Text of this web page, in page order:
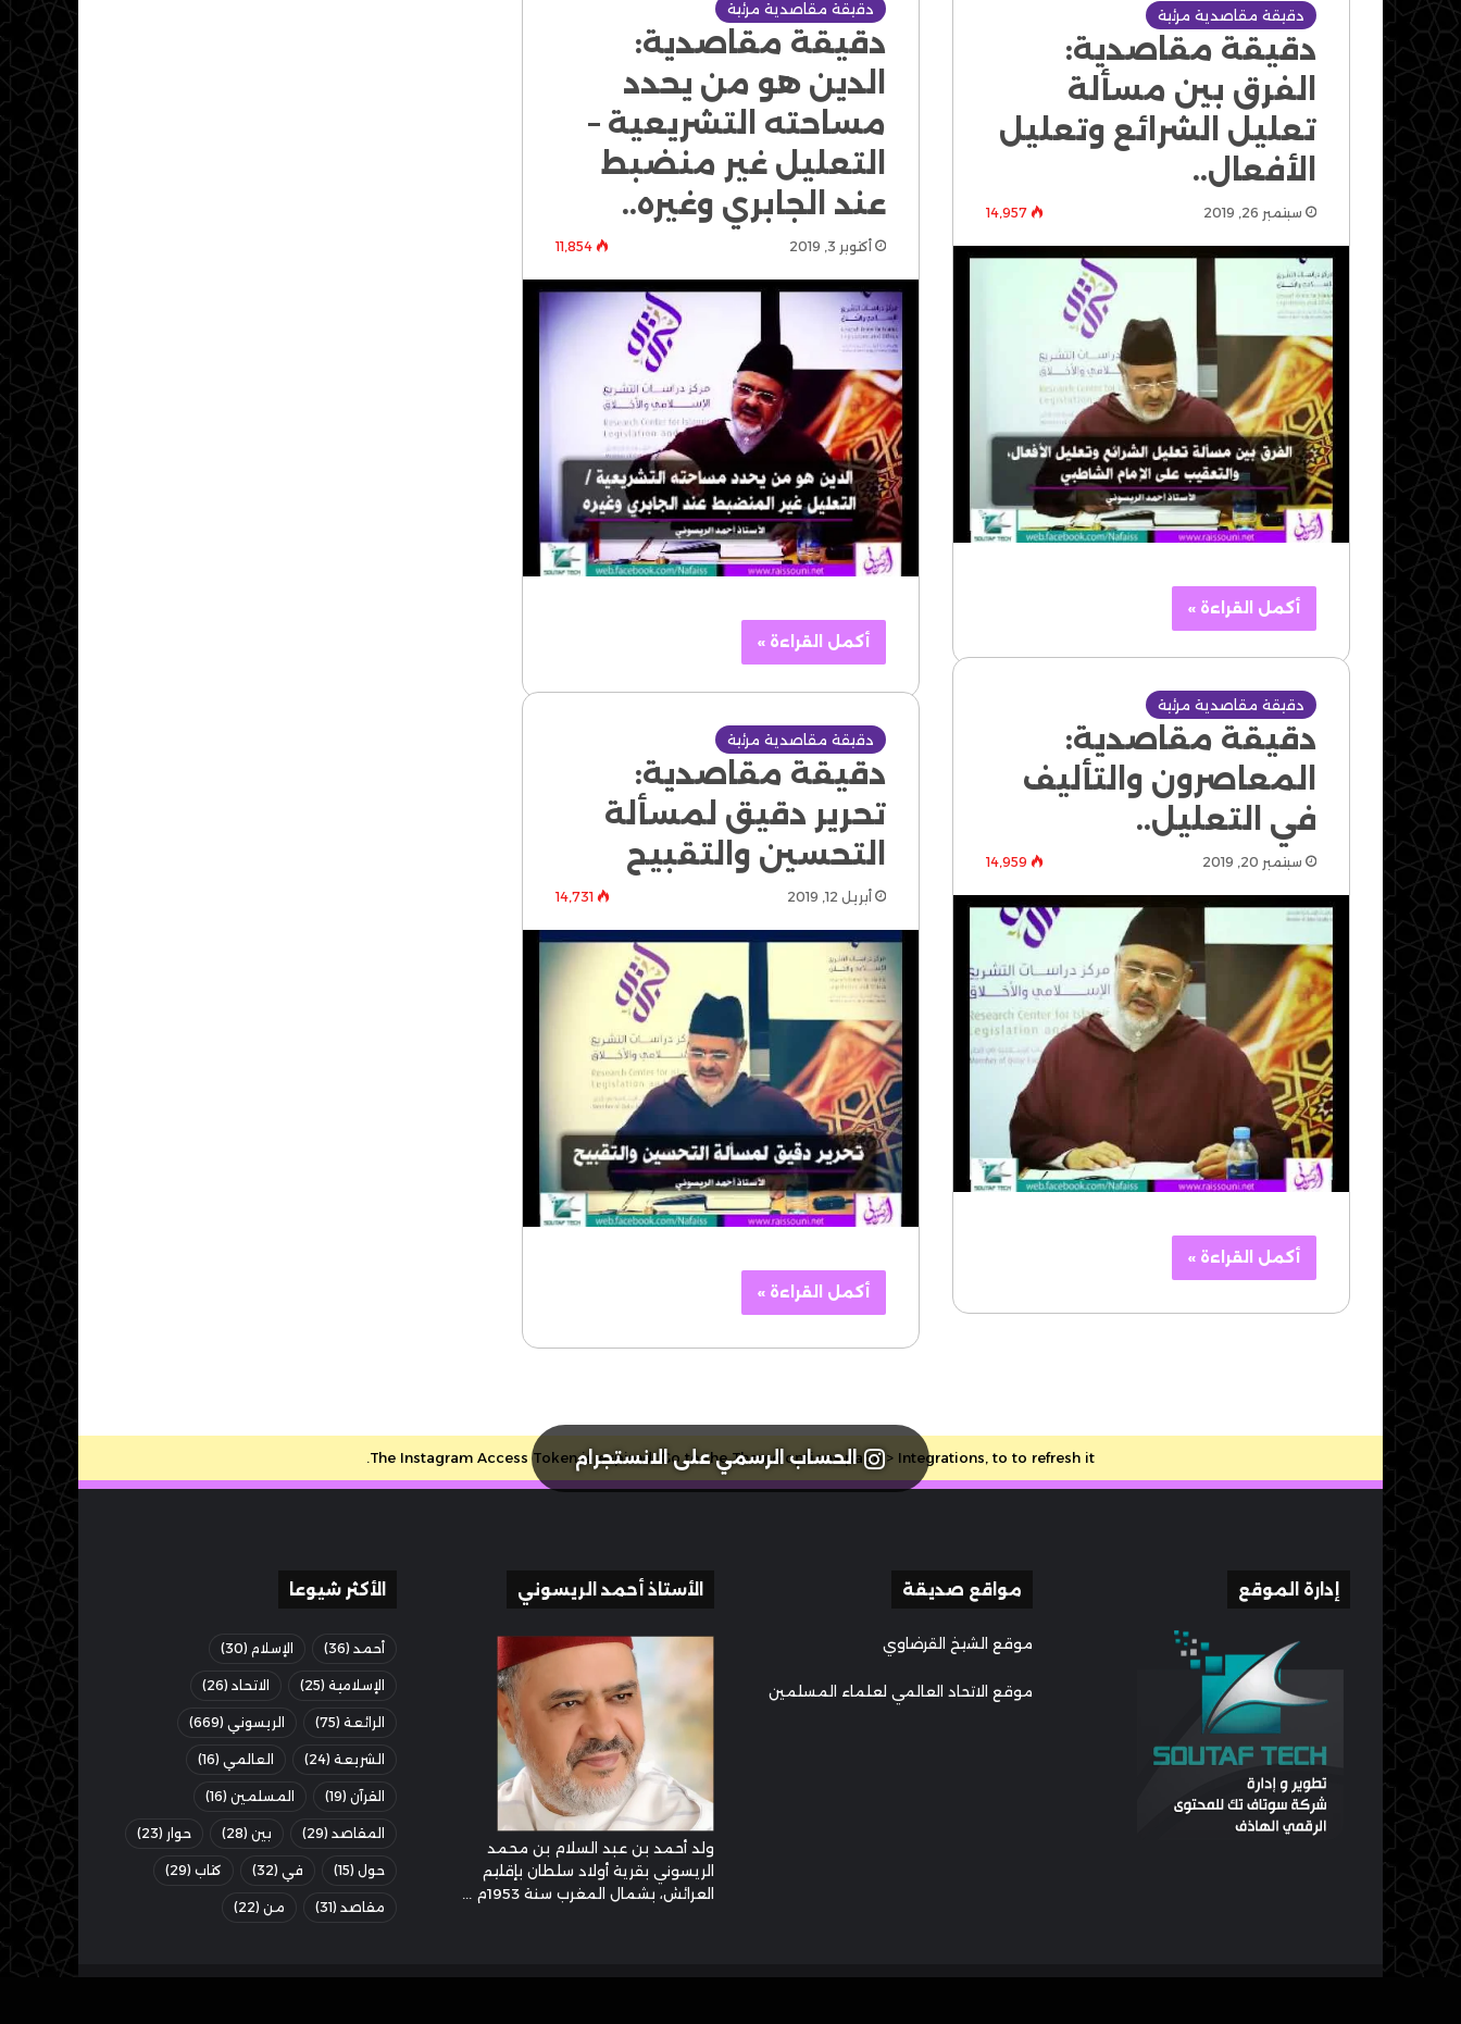
دقيقة مقاصدية مرئية
دقيقة مقاصدية:
الدين هو من يحدد
مساحته التشريعية –
التعليل غير منضبط
عند الجابري وغيره..
أكتوبر 3, 2019 11٬854
أكمل القراءة »
دقيقة مقاصدية مرئية
دقيقة مقاصدية:
الفرق بين مسألة
تعليل الشرائع وتعليل
الأفعال..
سبتمبر 26, 2019 14٬957
أكمل القراءة »
دقيقة مقاصدية مرئية
دقيقة مقاصدية:
المعاصرون والتأليف
في التعليل..
سبتمبر 20, 2019 14٬959
أكمل القراءة »
دقيقة مقاصدية مرئية
دقيقة مقاصدية:
تحرير دقيق لمسألة
التحسين والتقبيح
أبريل 12, 2019 14٬731
أكمل القراءة »
الحساب الرسمي على الانستجرام
The Instagram Access Token is expired, Go to the Theme options page > Integrations, to to refresh it.
إدارة الموقع مواقع صديقة
موقع الشيخ القرضاوي
موقع الاتحاد العالمي لعلماء المسلمين
الأستاذ أحمد الريسوني
ولد أحمد بن عبد السلام بن محمد
الريسوني بقرية أولاد سلطان بإقليم
العرائش، بشمال المغرب سنة 1953م ...
الأكثر شيوعا
أحمد (36) الإسلام (30)
الإسلامية (25) الاتحاد (26)
الرائعة (75) الريسوني (669)
الشريعة (24) العالمي (16)
القرآن (19) المسلمين (16)
المقاصد (29) بين (28) حوار (23)
حول (15) في (32) كتاب (29)
مقاصد (31) من (22)